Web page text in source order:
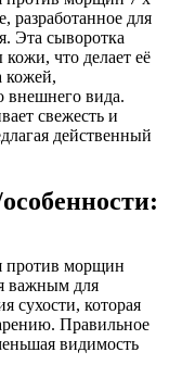
разработанное для
Эта сыворотка
что делает её
кожей,
внешнего вида.
свежесть и
действенный
против морщин
важным для
сухости, которая
Правильное
видимость